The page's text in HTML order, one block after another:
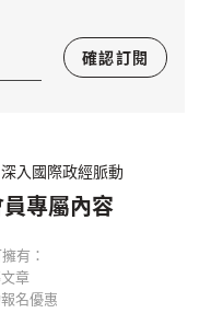
確認訂閱
入國際政經脈動
專屬內容
有：
章
名優惠